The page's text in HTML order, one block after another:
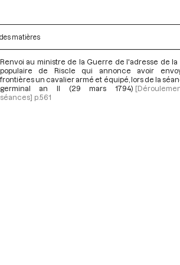
matières
Renvoi au ministre de la Guerre de l'adresse de la
populaire de Riscle qui annonce avoir
frontières un cavalier armé et équipé, lors de la
germinal an II (29 mars 1794)
séances] p.561